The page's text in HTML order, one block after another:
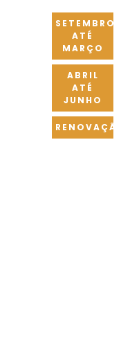
SETEMBRO
ATÉ
MARÇO
ABRIL
ATÉ
JUNHO
RENOVAÇÃO